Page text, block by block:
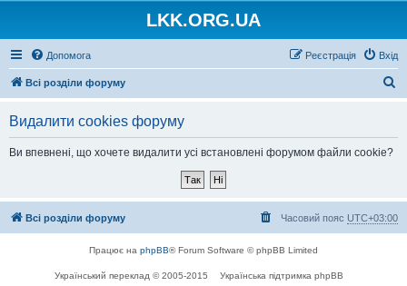
LKK.ORG.UA
Допомога Вхід
Реєстрація
Всі розділи форуму
Видалити cookies форуму
Ви впевнені, що хочете видалити усі встановлені форумом файли cookie?
Всі розділи форуму Часовий пояс UTC+03:00
Працює на phpBB® Forum Software © phpBB Limited
Український переклад © 2005-2015 Українська підтримка phpBB